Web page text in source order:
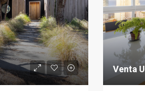
Venta